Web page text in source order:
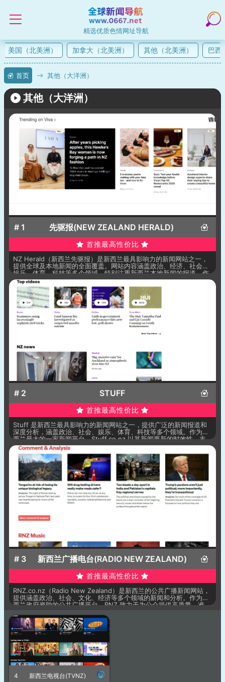
精选优质色情网址导航
美国（北美洲） 加拿大（北美洲） 其他（北美洲） 巴西
首页 其他（大洋洲）
其他（大洋洲）
# 1 先驱报(NEW ZEALAND HERALD)
首推最高性价比
NZ Herald（新西兰先驱报）是新西兰最具影响力的新闻网站之一，
提供全球及本地新闻的全面覆盖。网站内容涵盖政治、经济、社会、
娱乐、体育、科技等多个领域，特别注重新西兰本地新闻的报道。作
为新西兰最大的一家报纸，NZ Herald 通过提供即时的新闻更新、深
度分析和各类特色专题，成为了新西兰和全球用户获取新闻的重要平
台。
# 2 STUFF
首推最高性价比
Stuff 是新西兰最具影响力的新闻网站之一，提供广泛的新闻报道和
深度分析，涵盖政治、社会、娱乐、体育、科技等多个领域。作为新
西兰最大的一家新闻平台，Stuff.co.nz 以其新闻更新的时效性、丰
富的多媒体内容和深度报道吸引了大量用户。网站特别注重新西兰的
本地新闻，确保用户可以随时获得国内外最重要的信息。
# 3 新西兰广播电台(RADIO NEW ZEALAND)
首推最高性价比
RNZ.co.nz（Radio New Zealand）是新西兰的公共广播新闻网站，
提供涵盖政治、社会、文化、经济等多个领域的新闻和分析。作为新
西兰政府资助的公共广播平台，RNZ 致力于为公众提供高质量、准
频节目等，尤其注重新西兰本地新闻及文化的呈现，确保用户能够获
取到及时且权威的信息。
4 新西兰电视台(TVNZ)